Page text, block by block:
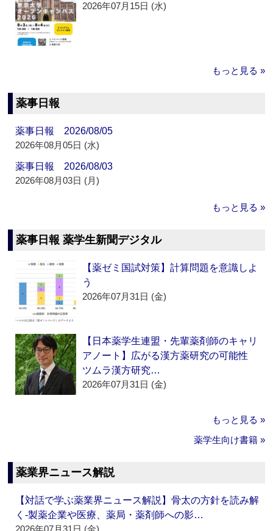
2026年07月15日 (水)
もっと見る »
薬事日報
薬事日報 2026/08/05
2026年08月05日 (水)
薬事日報 2026/08/03
2026年08月03日 (月)
もっと見る »
薬事日報 薬学生新聞デジタル
【薬ゼミ国試対策】計算問題を意識しよ
う
2026年07月31日 (金)
【日本薬学生連盟・先輩薬剤師のキャリ
アノート】広がる漢方薬研究の可能性
ツムラ漢方研究…
2026年07月31日 (金)
もっと見る »
薬学生向け書籍 »
薬業界ニュース解説
【対話で学ぶ薬業界ニュース解説】骨太の方針を読み解
く‐製薬企業や医療、薬局・薬剤師への影…